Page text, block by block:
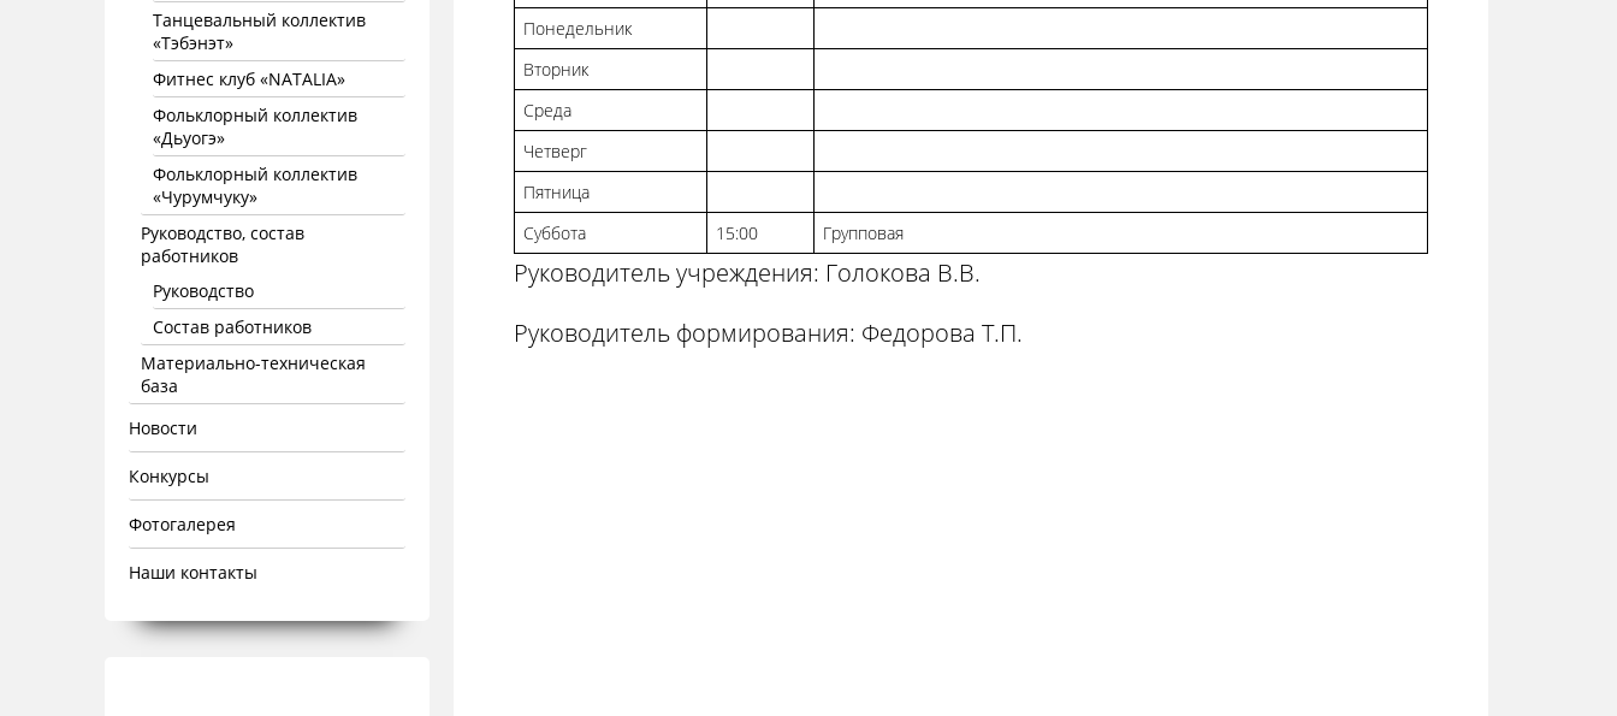
Танцевальный коллектив
«Тэбэнэт»
Фитнес клуб «NATALIA»
Фольклорный коллектив
«Дьуогэ»
Фольклорный коллектив
«Чурумчуку»
Руководство, состав
работников
Руководство
Состав работников
Материально-техническая
база
Новости
Конкурсы
Фотогалерея
Наши контакты
Понедельник
Вторник
Среда
Четверг
Пятница
Суббота
15:00 Групповая
Руководитель учреждения: Голокова В.В.
Руководитель формирования: Федорова Т.П.